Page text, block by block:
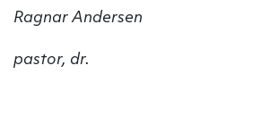
Ragnar Andersen
pastor, dr.